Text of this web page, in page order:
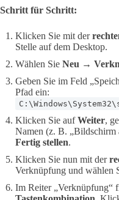
Schritt für Schritt:
Klicken Sie mit der
Stelle auf dem Desktop.
Wählen Sie Neu →
Geben Sie im Feld
Pfad ein:
Klicken Sie aufWeiter,
Namen (z. B. „Bildschirm
Fertig stellen.
Klicken Sie nun mit der
Verknüpfung und wählen
Im Reiter „Verknüpfung“